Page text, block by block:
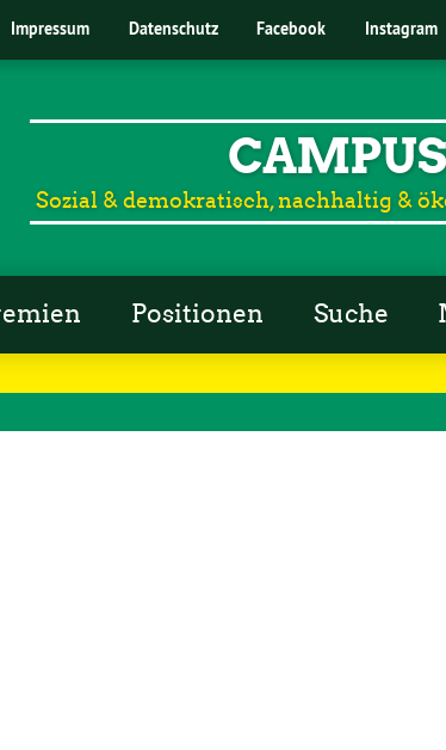
Impressum Datenschutz Facebook Instagram
Sozial & demokratisch, nachhaltig &
Positionen Suche